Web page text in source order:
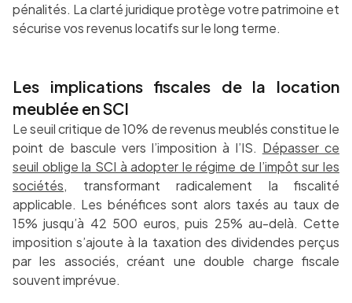
pénalités. La clarté juridique protège votre patrimoine et
sécurise vos revenus locatifs sur le long terme.
Les implications fiscales de la location
meublée en SCI
Le seuil critique de 10% de revenus meublés constitue le
point de bascule vers l’imposition à l’IS. Dépasser ce
seuil oblige la SCI à adopter le régime de l’impôt sur les
sociétés, transformant radicalement la fiscalité
applicable. Les bénéfices sont alors taxés au taux de
15% jusqu’à 42 500 euros, puis 25% au-delà. Cette
imposition s’ajoute à la taxation des dividendes perçus
par les associés, créant une double charge fiscale
souvent imprévue.